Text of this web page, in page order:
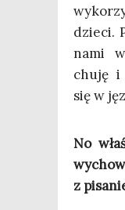
dzie­ci.
na­mi
chu­ję i
się w
No
z